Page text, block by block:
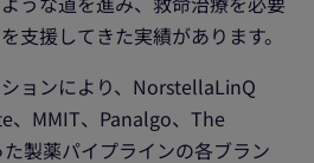
支援してきた実績があります。
ョンにより、NorstellaLinQ
、MMIT、Panalgo、The
製薬パイプラインの各ブラン